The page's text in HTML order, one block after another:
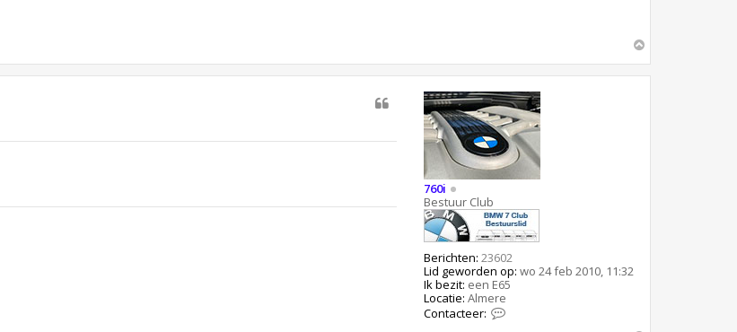
h
760i
Bestuur Club
Berichten: 23602
Lid geworden op: wo 24 feb 2010, 11:32
Ik bezit: een E65
Locatie: Almere
Contacteer: